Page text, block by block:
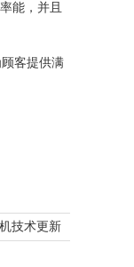
能，并且
客提供满
技术更新